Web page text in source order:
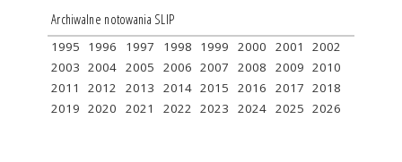
Archiwalne notowania SLIP
1995 1996 1997 1998 1999 2000 2001
2002
2003 2004 2005 2006 2007 2008 2009 2010
2011
2012 2013 2014 2015 2016 2017 2018
2019 2020 2021 2022 2023 2024 2025 2026